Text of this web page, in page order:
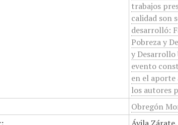
trabajos
calidad son
desarrolló:
Pobreza y
y Desarrollo
evento
en el aporte
los autores
Obregón